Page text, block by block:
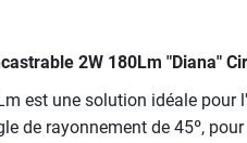
2W 180Lm "Diana"
est une solution idéale
de rayonnement de 45º,